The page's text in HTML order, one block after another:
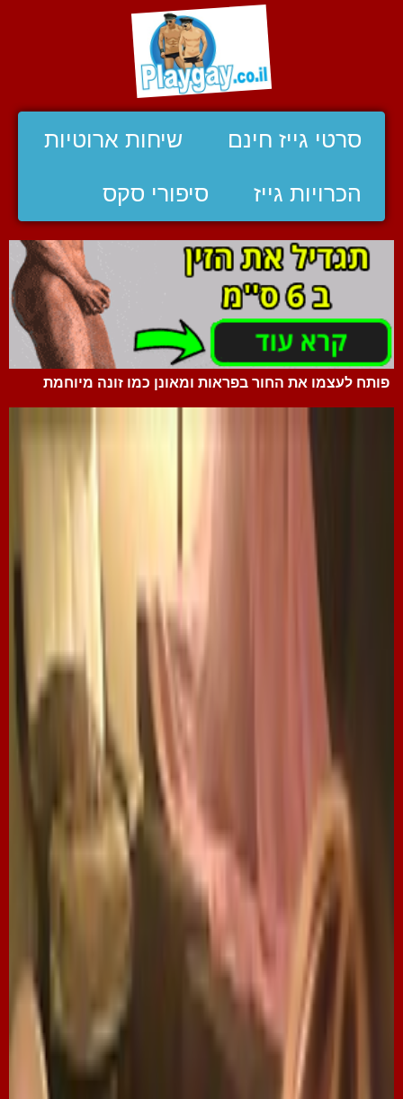
סרטי גייז חינם שיחות ארוטיות
הכרויות גייז סיפורי סקס
פותח לעצמו את החור בפראות ומאונן כמו זונה מיוחמת